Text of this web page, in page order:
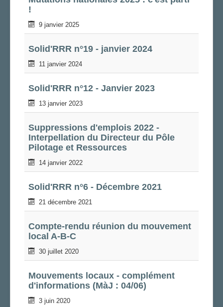
LA SECTION
AGENDA
ADHÉRER
!
9 janvier 2025
Solid'RRR n°19 - janvier 2024
11 janvier 2024
Solid'RRR n°12 - Janvier 2023
13 janvier 2023
Suppressions d'emplois 2022 -
Interpellation du Directeur du Pôle
Pilotage et Ressources
14 janvier 2022
Solid'RRR n°6 - Décembre 2021
21 décembre 2021
Compte-rendu réunion du mouvement
local A-B-C
30 juillet 2020
Mouvements locaux - complément
d'informations (MàJ : 04/06)
3 juin 2020